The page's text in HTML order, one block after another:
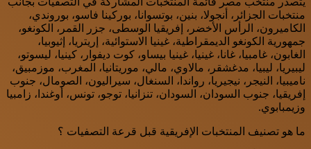
منتخبات الجزائر، أنجولا، بنين، بوتسوانا، بوركينا فاسو، بوروندي،
الكاميرون، الرأس الأخضر، إفريقيا الوسطى، جزر القمر، الكونغو،
جمهورية الكونغو الديمقراطية، غينيا الاستوائية، إريتريا، إثيوبيا،
الغابون، غامبيا، غانا، غينيا، غينيا بيساو، كوت ديفوار، كينيا، ليسوتو،
ليبيريا، ليبيا، مدغشقر، مالاوي، مالي، موريتانيا، المغرب، موزمبيق،
ناميبيا، النيجر، نيجيريا، رواندا، السنغال، سيراليون، الصومال، جنوب
إفريقيا، جنوب السودان، السودان، تنزانيا، توجو، تونس، أوغندا، زامبيا
وزيمبابوي.
ما هو تصنيف المنتخبات الإفريقية قبل قرعة التصفيات ؟